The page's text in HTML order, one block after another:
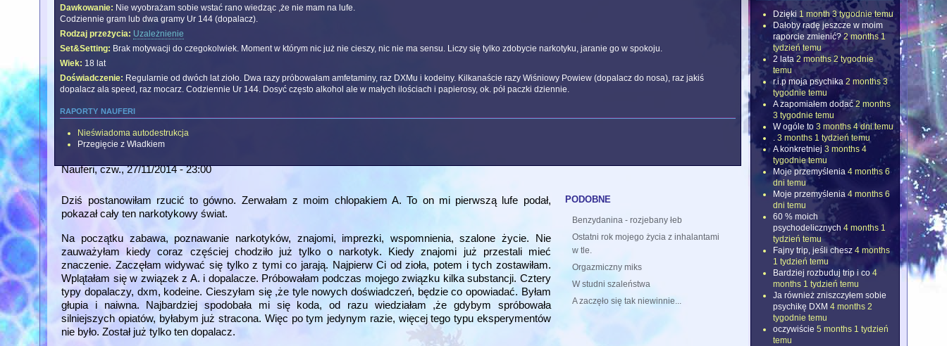
Dawkowanie: Nie wyobrażam sobie wstać rano wiedząc ,że nie mam na lufe.
Codziennie gram lub dwa gramy Ur 144 (dopalacz).
Rodzaj przeżycia: Uzależnienie
Set&Setting: Brak motywacji do czegokolwiek. Moment w którym nic już nie cieszy, nic nie ma sensu. Liczy się tylko zdobycie narkotyku, jaranie go w spokoju.
Wiek: 18 lat
Doświadczenie: Regularnie od dwóch lat zioło. Dwa razy próbowałam amfetaminy, raz DXMu i kodeiny. Kilkanaście razy Wiśniowy Powiew (dopalacz do nosa), raz jakiś
dopalacz ala speed, raz mocarz. Codziennie Ur 144. Dosyć często alkohol ale w małych ilościach i papierosy, ok. pół paczki dziennie.
raporty nauferi
Nieświadoma autodestrukcja
Przegięcie z Władkiem
Nauferi, czw., 27/11/2014 - 23:00
podobne
Benzydanina - rozjebany łeb
Ostatni rok mojego życia z inhalantami
w tle.
Orgazmiczny miks
W studni szaleństwa
A zaczęło się tak niewinnie...
Dziś postanowiłam rzucić to gówno. Zerwałam z moim chlopakiem A. To on mi pierwszą lufe podał,
pokazał cały ten narkotykowy świat.
Na początku zabawa, poznawanie narkotyków, znajomi, imprezki, wspomnienia, szalone życie. Nie
zauważyłam kiedy coraz częściej chodziło już tylko o narkotyk. Kiedy znajomi już przestali mieć
znaczenie. Zaczęłam widywać się tylko z tymi co jarają. Najpierw Ci od zioła, potem i tych zostawiłam.
Wplątałam się w związek z A. i dopalacze. Próbowałam podczas mojego związku kilka substancji. Cztery
typy dopalaczy, dxm, kodeine. Cieszyłam się ,że tyle nowych doświadczeń, będzie co opowiadać. Byłam
głupia i naiwna. Najbardziej spodobała mi się koda, od razu wiedziałam ,że gdybym spróbowała
silniejszych opiatów, byłabym już stracona. Więc po tym jedynym razie, więcej tego typu eksperymentów
nie było. Został już tylko ten dopalacz.
Dzięki 1 month 3 tygodnie temu
Dałoby radę jeszcze w moim
raporcie zmienić? 2 months 1
tydzień temu
2 lata 2 months 2 tygodnie
temu
r.i.p moja psychika 2 months 3
tygodnie temu
A zapomiałem dodać 2 months
3 tygodnie temu
W ogóle to 3 months 4 dni temu
3 months 1 tydzień temu
A konkretniej 3 months 4
tygodnie temu
Moje przemyślenia 4 months 6
dni temu
Moje przemyślenia 4 months 6
dni temu
60 % moich
psychodelicznych 4 months 1
tydzień temu
Fajny trip, jeśli chesz 4 months
1 tydzień temu
Bardziej rozbuduj trip i co 4
months 1 tydzień temu
Ja również zniszczyłem sobie
psychikę DXM 4 months 2
tygodnie temu
oczywiście 5 months 1 tydzień
temu